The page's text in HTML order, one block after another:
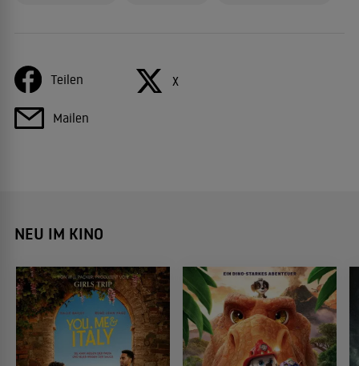
Teilen X
Mailen
NEU IM KINO